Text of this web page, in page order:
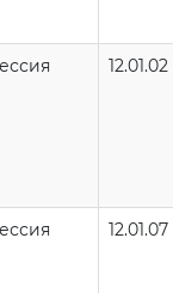
12.01.02
12.01.07